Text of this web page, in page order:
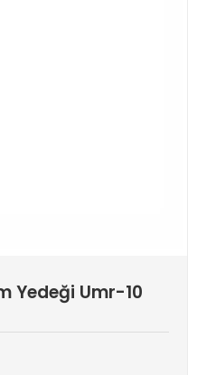
Yedeği Umr-10